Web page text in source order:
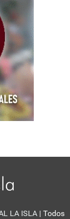
LA ISLA | Todos